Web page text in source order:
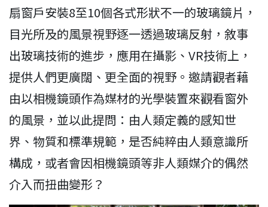
扇窗戶安裝8至10個各式形狀不一的玻璃鏡片，
目光所及的風景視野逐一透過玻璃反射，敘事
出玻璃技術的進步，應用在攝影、VR技術上，
提供人們更廣闊、更全面的視野。邀請觀者藉
由以相機鏡頭作為媒材的光學裝置來觀看窗外
的風景，並以此提問：由人類定義的感知世
界、物質和標準規範，是否純粹由人類意識所
構成，或者會因相機鏡頭等非人類媒介的偶然
介入而扭曲變形？